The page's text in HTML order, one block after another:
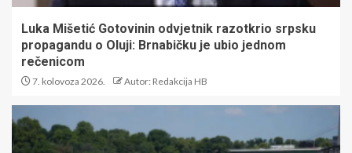
Luka Mišetić Gotovinin odvjetnik razotkrio srpsku
propagandu o Oluji: Brnabičku je ubio jednom
rečenicom
7. kolovoza 2026. Autor: Redakcija HB